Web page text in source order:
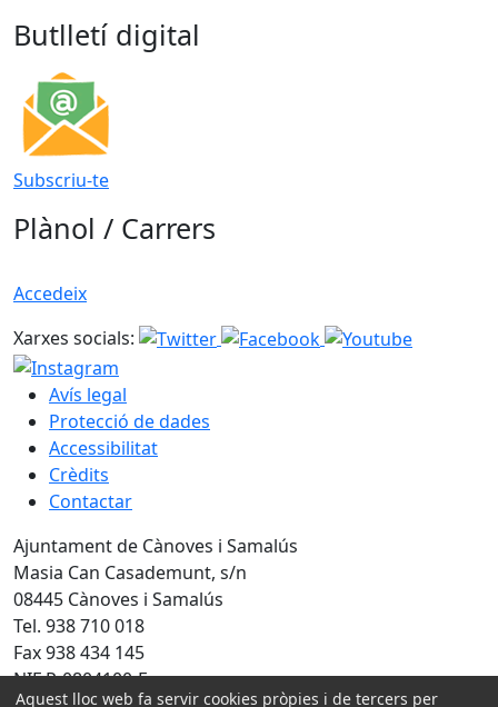
Butlletí digital
Subscriu-te
Plànol / Carrers
Accedeix
Xarxes socials:
Avís legal
Protecció de dades
Accessibilitat
Crèdits
Contactar
Ajuntament de Cànoves i Samalús
Masia Can Casademunt, s/n
08445 Cànoves i Samalús
Tel. 938 710 018
Fax 938 434 145
NIF P-0804100-F
Aquest lloc web fa servir cookies pròpies i de tercers per